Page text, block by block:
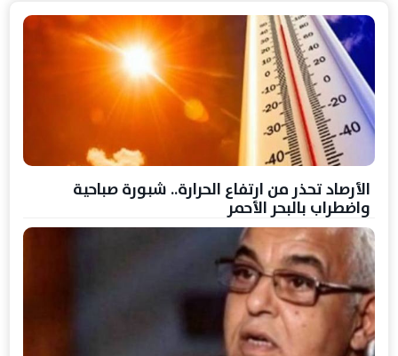
الأرصاد تحذر من ارتفاع الحرارة.. شبورة صباحية
واضطراب بالبحر الأحمر